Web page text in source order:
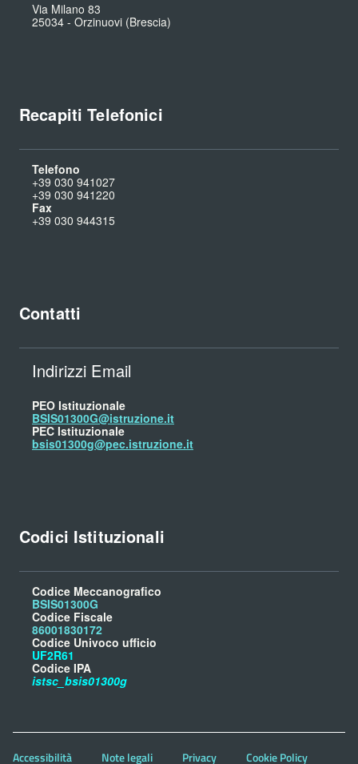
Via Milano 83
25034 - Orzinuovi (Brescia)
Recapiti Telefonici
Telefono
+39 030 941027
+39 030 941220
Fax
+39 030 944315
Contatti
Indirizzi Email
PEO Istituzionale
BSIS01300G@istruzione.it
PEC Istituzionale
bsis01300g@pec.istruzione.it
Codici Istituzionali
Codice Meccanografico
BSIS01300G
Codice Fiscale
86001830172
Codice Univoco ufficio
UF2R61
Codice IPA
istsc_bsis01300g
Accessibilità Note legali Privacy
Cookie Policy